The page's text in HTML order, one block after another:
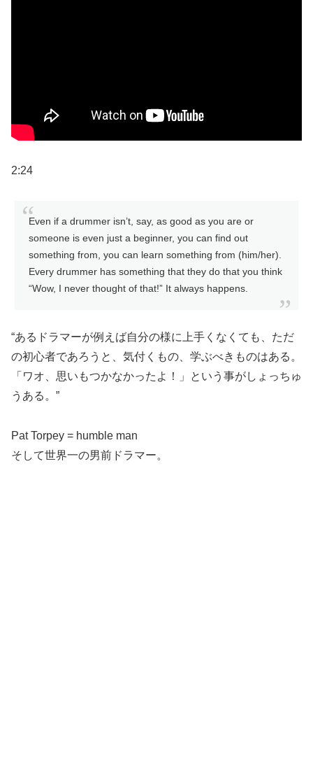
2:24
Even if a drummer isn’t, say, as good as you are or
someone is even just a beginner, you can find out
something from, you can learn something from (him/her).
Every drummer has something that they do that you think
“Wow, I never thought of that!” It always happens.
“あるドラマーが例えば自分の様に上手くなくても、ただ
の初心者であろうと、気付くもの、学ぶべきものはある。
「ワオ、思いもつかなかったよ！」という事がしょっちゅ
うある。”
Pat Torpey = humble man
そして世界一の男前ドラマー。